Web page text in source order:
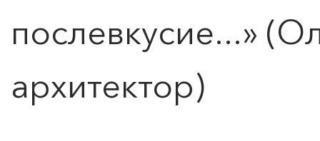
послевкусие...»
архитектор)